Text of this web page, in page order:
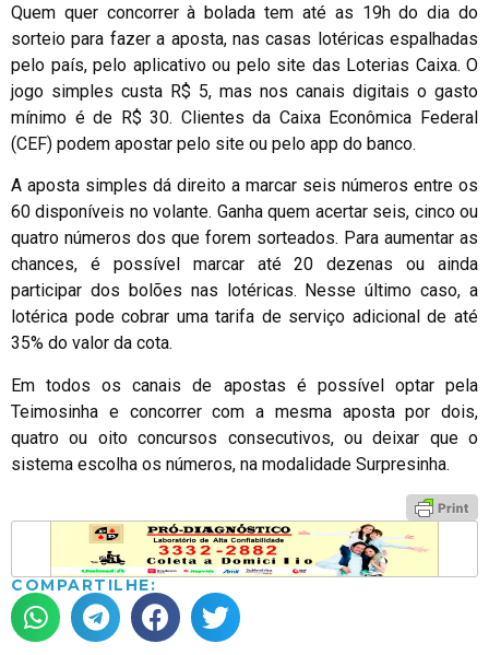
Quem quer concorrer à bolada tem até as 19h do dia do
sorteio para fazer a aposta, nas casas lotéricas espalhadas
pelo país, pelo aplicativo ou pelo site das Loterias Caixa. O
jogo simples custa R$ 5, mas nos canais digitais o gasto
mínimo é de R$ 30. Clientes da Caixa Econômica Federal
(CEF) podem apostar pelo site ou pelo app do banco.
A aposta simples dá direito a marcar seis números entre os
60 disponíveis no volante. Ganha quem acertar seis, cinco ou
quatro números dos que forem sorteados. Para aumentar as
chances, é possível marcar até 20 dezenas ou ainda
participar dos bolões nas lotéricas. Nesse último caso, a
lotérica pode cobrar uma tarifa de serviço adicional de até
35% do valor da cota.
Em todos os canais de apostas é possível optar pela
Teimosinha e concorrer com a mesma aposta por dois,
quatro ou oito concursos consecutivos, ou deixar que o
sistema escolha os números, na modalidade Surpresinha.
COMPARTILHE: